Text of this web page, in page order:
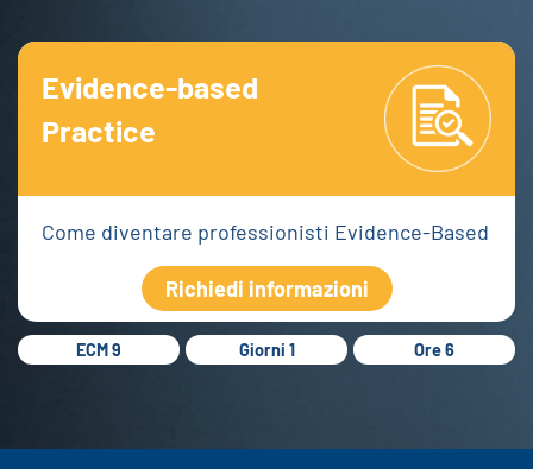
Evidence-based
Practice
Come diventare professionisti Evidence-Based
Richiedi informazioni
ECM 9 Giorni 1 Ore 6